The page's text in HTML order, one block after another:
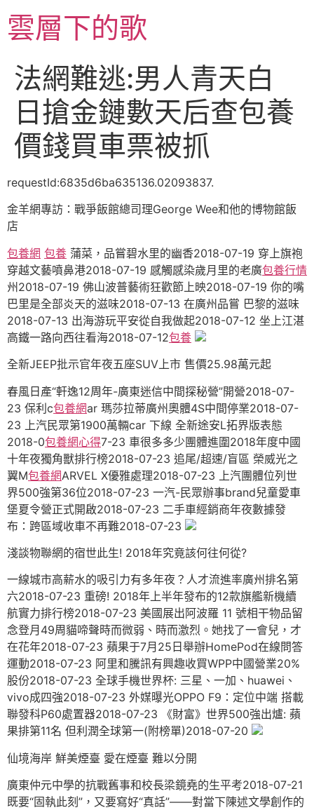
至雲層下的歌
法網難逃:男人青天白
日搶金鏈數天后查包養
價錢買車票被抓
requestId:6835d6ba635136.02093837.
金羊網專訪：戰爭飯館總司理George Wee和他的博物館飯
店
包養網 包養 蒲菜，品嘗碧水里的幽香2018-07-19 穿上旗袍
穿越文藝噴鼻港2018-07-19 感觸感染歲月里的老廣包養行情
州2018-07-19 佛山波普藝術狂歡節上映2018-07-19 你的嘴
巴里是全部炎天的滋味2018-07-13 在廣州品嘗 巴黎的滋味
2018-07-13 出海游玩平安從自我做起2018-07-12 坐上江湛
高鐵一路向西往看海2018-07-12包養
全新JEEP批示官年夜五座SUV上市 售價25.98萬元起
春風日產“軒逸12周年-廣東迷信中間探秘營”開營2018-07-
23 保利c包養網ar 瑪莎拉蒂廣州奧體4S中間停業2018-07-
23 上汽民眾第1900萬輛car 下線 全新途安L拓界版表態
2018-0包養網心得7-23 車很多多少團體進圍2018年度中國
十年夜獨角獸排行榜2018-07-23 追尾/超速/盲區 榮威光之
翼M包養網ARVEL X優雅處理2018-07-23 上汽團體位列世
界500強第36位2018-07-23 一汽-民眾辦事brand兒童愛車
堡夏令營正式開啟2018-07-23 二手車經銷商年夜數據發
布：跨區域收車不再難2018-07-23
淺談物聯網的宿世此生! 2018年究竟該何往何從?
一線城市高薪水的吸引力有多年夜？人才流進率廣州排名第
六2018-07-23 重磅! 2018年上半年發布的12款旗艦新機續
航實力排行榜2018-07-23 美國展出阿波羅 11 號相干物品留
念登月49周貓啼聲時而微弱、時而激烈。她找了一會兒，才
在花年2018-07-23 蘋果于7月25日舉辦HomePod在線問答
運動2018-07-23 阿里和騰訊有興趣收買WPP中國營業20%
股份2018-07-23 全球手機世界杯: 三星、一加、huawei、
vivo成四強2018-07-23 外媒曝光OPPO F9：定位中端 搭載
聯發科P60處置器2018-07-23 《財富》世界500強出爐: 蘋
果排第11名 但利潤全球第一(附榜單)2018-07-20
仙境海岸 鮮美煙臺 愛在煙臺 難以分開
廣東仲元中學的抗戰舊事和校長梁鏡堯的生平考2018-07-21
既要“固執此刻”，又要寫好“真話”——對當下陳述文學創作的